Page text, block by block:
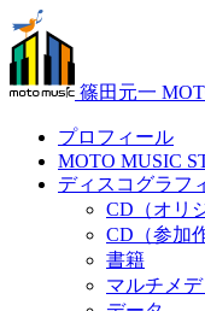
篠田元一
プロフィール
MOTO MUSIC
ディスコグラフ
CD（オリ
CD（参加
書籍
マルチメ